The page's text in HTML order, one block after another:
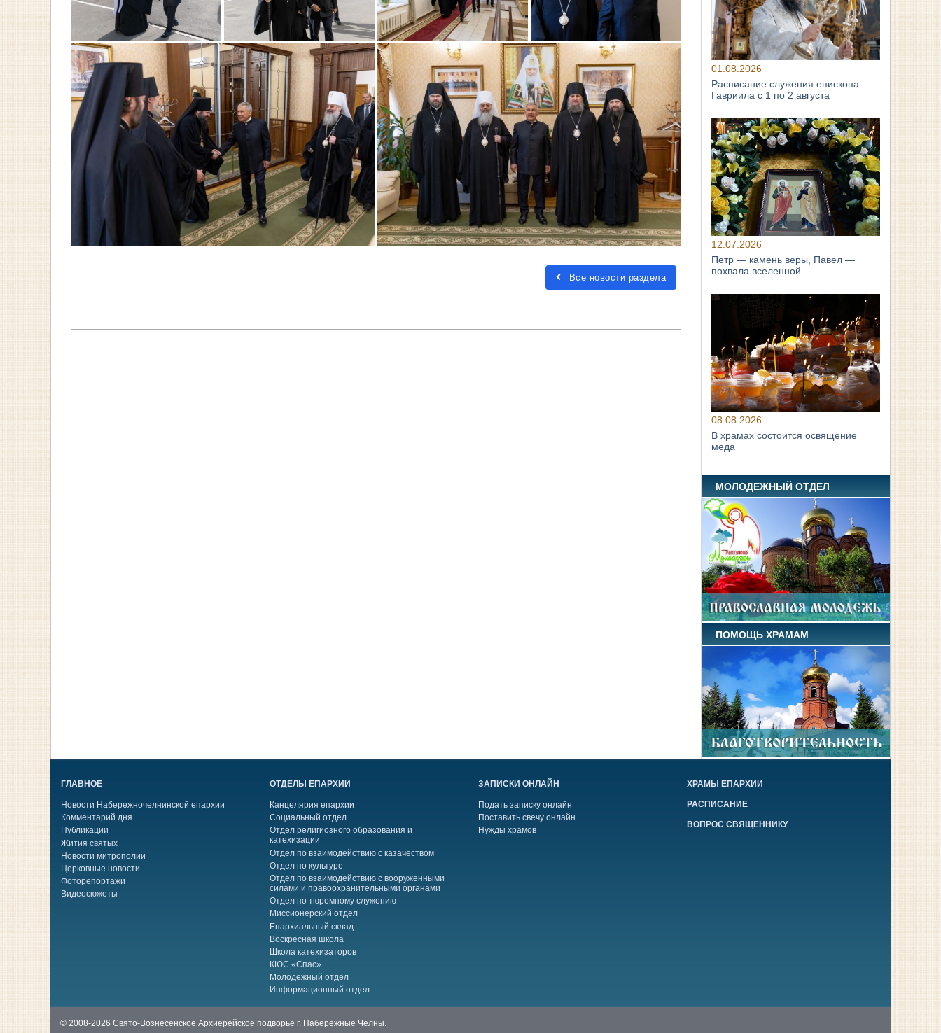
Все новости раздела
01.08.2026
Расписание служения епископа
Гавриила с 1 по 2 августа
12.07.2026
Петр — камень веры, Павел —
похвала вселенной
08.08.2026
В храмах состоится освящение
меда
МОЛОДЕЖНЫЙ ОТДЕЛ
ПОМОЩЬ ХРАМАМ
ГЛАВНОЕ
Новости Набережночелнинской епархии
Комментарий дня
Публикации
Жития святых
Новости митрополии
Церковные новости
Фоторепортажи
Видеосюжеты
ОТДЕЛЫ ЕПАРХИИ
Канцелярия епархии
Социальный отдел
Отдел религиозного образования и
катехизации
Отдел по взаимодействию с казачеством
Отдел по культуре
Отдел по взаимодействию с вооруженными
силами и правоохранительными органами
Отдел по тюремному служению
Миссионерский отдел
Епархиальный склад
Воскресная школа
Школа катехизаторов
КЮС «Спас»
Молодежный отдел
Информационный отдел
ЗАПИСКИ ОНЛАЙН
Подать записку онлайн
Поставить свечу онлайн
Нужды храмов
ХРАМЫ ЕПАРХИИ
РАСПИСАНИЕ
ВОПРОС СВЯЩЕННИКУ
© 2008-2026 Свято-Вознесенское Архиерейское подворье г. Набережные Челны.